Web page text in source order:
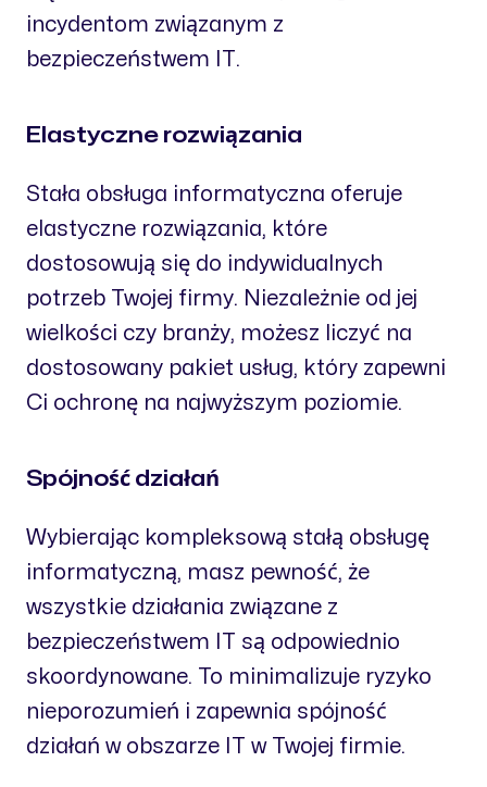
incydentom związanym z
bezpieczeństwem IT.
Elastyczne rozwiązania
Stała obsługa informatyczna oferuje
elastyczne rozwiązania, które
dostosowują się do indywidualnych
potrzeb Twojej firmy. Niezależnie od jej
wielkości czy branży, możesz liczyć na
dostosowany pakiet usług, który zapewni
Ci ochronę na najwyższym poziomie.
Spójność działań
Wybierając kompleksową stałą obsługę
informatyczną, masz pewność, że
wszystkie działania związane z
bezpieczeństwem IT są odpowiednio
skoordynowane. To minimalizuje ryzyko
nieporozumień i zapewnia spójność
działań w obszarze IT w Twojej firmie.